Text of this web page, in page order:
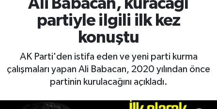
Ali Babacan, kuracağı
partiyle ilgili ilk kez
konuştu
AK Parti'den istifa eden ve yeni parti kurma
çalışmaları yapan Ali Babacan, 2020 yılından önce
partinin kurulacağını açıkladı.
Tüm Manşetler
Haber Arşivi